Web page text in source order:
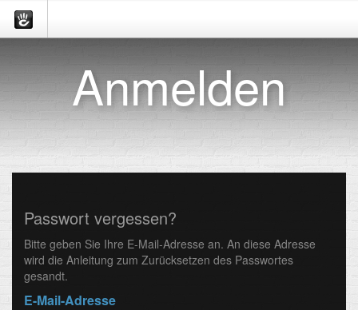
Anmelden
Passwort vergessen?
Bitte geben Sie Ihre E-Mail-Adresse an. An diese Adresse
wird die Anleitung zum Zurücksetzen des Passwortes
gesandt.
E-Mail-Adresse